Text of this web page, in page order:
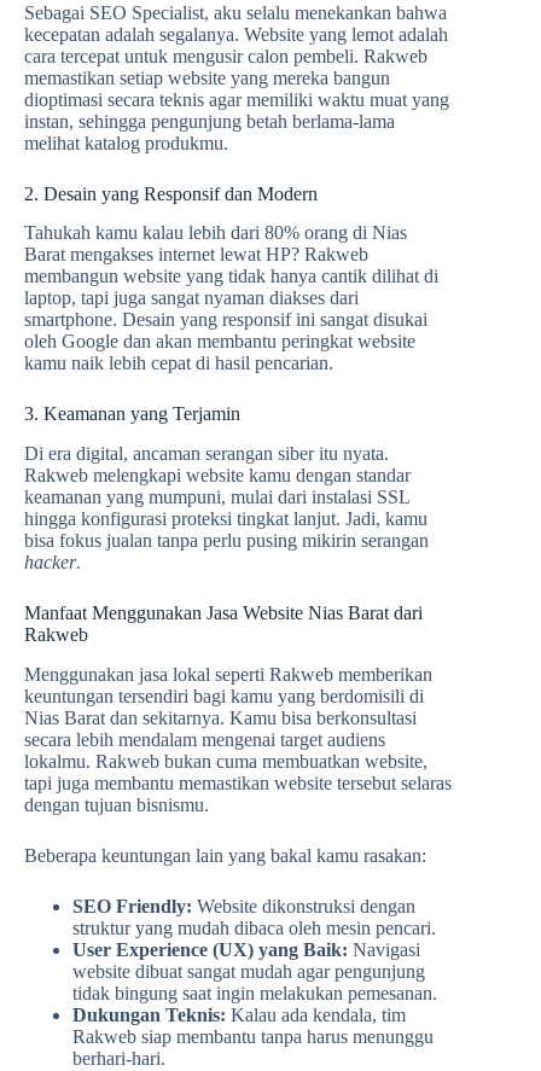
Sebagai SEO Specialist, aku selalu menekankan bahwa
kecepatan adalah segalanya. Website yang lemot adalah
cara tercepat untuk mengusir calon pembeli. Rakweb
memastikan setiap website yang mereka bangun
dioptimasi secara teknis agar memiliki waktu muat yang
instan, sehingga pengunjung betah berlama-lama
melihat katalog produkmu.
2. Desain yang Responsif dan Modern
Tahukah kamu kalau lebih dari 80% orang di Nias
Barat mengakses internet lewat HP? Rakweb
membangun website yang tidak hanya cantik dilihat di
laptop, tapi juga sangat nyaman diakses dari
smartphone. Desain yang responsif ini sangat disukai
oleh Google dan akan membantu peringkat website
kamu naik lebih cepat di hasil pencarian.
3. Keamanan yang Terjamin
Di era digital, ancaman serangan siber itu nyata.
Rakweb melengkapi website kamu dengan standar
keamanan yang mumpuni, mulai dari instalasi SSL
hingga konfigurasi proteksi tingkat lanjut. Jadi, kamu
bisa fokus jualan tanpa perlu pusing mikirin serangan
hacker.
Manfaat Menggunakan Jasa Website Nias Barat dari
Rakweb
Menggunakan jasa lokal seperti Rakweb memberikan
keuntungan tersendiri bagi kamu yang berdomisili di
Nias Barat dan sekitarnya. Kamu bisa berkonsultasi
secara lebih mendalam mengenai target audiens
lokalmu. Rakweb bukan cuma membuatkan website,
tapi juga membantu memastikan website tersebut selaras
dengan tujuan bisnismu.
Beberapa keuntungan lain yang bakal kamu rasakan:
SEO Friendly: Website dikonstruksi dengan
struktur yang mudah dibaca oleh mesin pencari.
User Experience (UX) yang Baik: Navigasi
website dibuat sangat mudah agar pengunjung
tidak bingung saat ingin melakukan pemesanan.
Dukungan Teknis: Kalau ada kendala, tim
Rakweb siap membantu tanpa harus menunggu
berhari-hari.